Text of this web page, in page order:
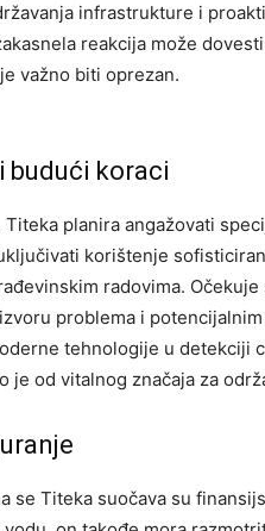
infrastrukture i
reakcija može
važno biti oprezan.
budući koraci
planira angažovati
korištenje
radovima.
problema i
tehnologije u detekciji
je od vitalnog značaja za
se Titeka suočava su